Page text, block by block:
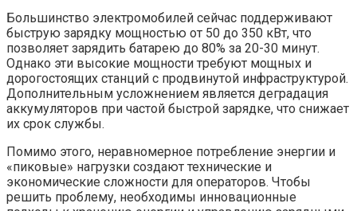
Большинство электромобилей сейчас поддерживают
быструю зарядку мощностью от 50 до 350 кВт, что
позволяет зарядить батарею до 80% за 20-30 минут.
Однако эти высокие мощности требуют мощных и
дорогостоящих станций с продвинутой инфраструктурой.
Дополнительным усложнением является деградация
аккумуляторов при частой быстрой зарядке, что снижает
их срок службы.
Помимо этого, неравномерное потребление энергии и
«пиковые» нагрузки создают технические и
экономические сложности для операторов. Чтобы
решить проблему, необходимы инновационные